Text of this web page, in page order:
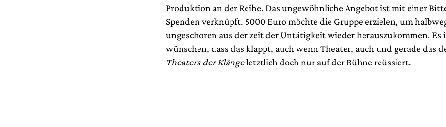
Produktion an der Reihe. Das ungewöhnliche Angebot ist mit einer
Spenden verknüpft. 5000 Euro möchte die Gruppe erzielen, um
ungeschoren aus der zeit der Untätigkeit wieder herauszukommen. Es
wünschen, dass das klappt, auch wenn Theater, auch und gerade das
Theaters der Klängeletztlich doch nur auf der Bühne reüssiert.